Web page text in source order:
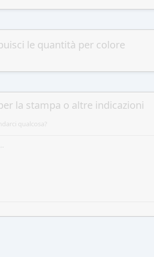
le quantità per colore
la stampa o altre indicazioni
qualcosa?